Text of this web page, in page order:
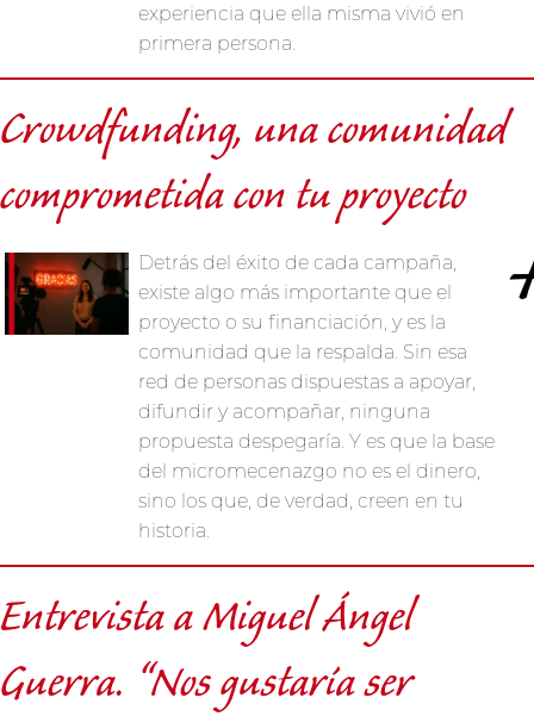
experiencia que ella misma vivió en
primera persona.
Crowdfunding, una comunidad
comprometida con tu proyecto
Detrás del éxito de cada campaña,
existe algo más importante que el
proyecto o su financiación, y es la
comunidad que la respalda. Sin esa
red de personas dispuestas a apoyar,
difundir y acompañar, ninguna
propuesta despegaría. Y es que la base
del micromecenazgo no es el dinero,
sino los que, de verdad, creen en tu
historia.
Entrevista a Miguel Ángel
Guerra. “Nos gustaría ser